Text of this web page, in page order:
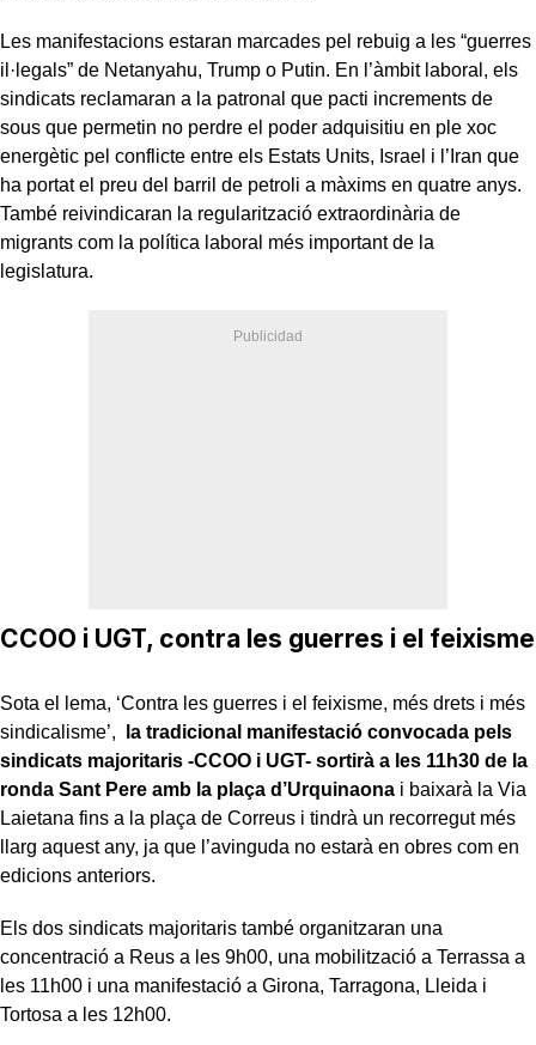
Les manifestacions estaran marcades pel rebuig a les “guerres
il·legals” de Netanyahu, Trump o Putin. En l’àmbit laboral, els
sindicats reclamaran a la patronal que pacti increments de
sous que permetin no perdre el poder adquisitiu en ple xoc
energètic pel conflicte entre els Estats Units, Israel i l’Iran que
ha portat el preu del barril de petroli a màxims en quatre anys.
També reivindicaran la regularització extraordinària de
migrants com la política laboral més important de la
legislatura.
CCOO i UGT, contra les guerres i el feixisme
Sota el lema, ‘Contra les guerres i el feixisme, més drets i més
sindicalisme’,
la tradicional manifestació convocada pels
sindicats majoritaris -CCOO i UGT- sortirà a les 11h30 de la
ronda Sant Pere amb la plaça d’Urquinaona i baixarà la Via
Laietana fins a la plaça de Correus i tindrà un recorregut més
llarg aquest any, ja que l’avinguda no estarà en obres com en
edicions anteriors.
Els dos sindicats majoritaris també organitzaran una
concentració a Reus a les 9h00, una mobilització a Terrassa a
les 11h00 i una manifestació a Girona, Tarragona, Lleida i
Tortosa a les 12h00.